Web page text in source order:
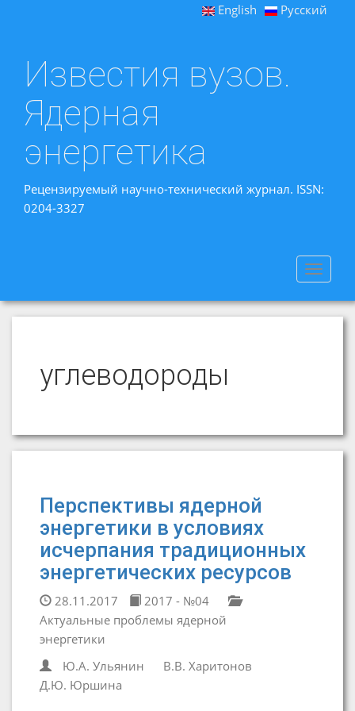
English Русский
Известия вузов.
Ядерная
энергетика
Рецензируемый научно-технический журнал. ISSN:
0204-3327
Toggle
углеводороды
Перспективы ядерной
энергетики в условиях
исчерпания традиционных
энергетических ресурсов
28.11.2017
2017 - №04
Актуальные проблемы ядерной
энергетики
Ю.А. Ульянин
В.В. Харитонов
Д.Ю. Юршина